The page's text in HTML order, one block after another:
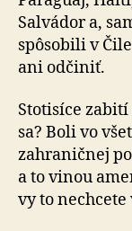
Sal­vá­dor a,
spô­so­bili v
ani odčiniť.
Stotisíce
sa? Boli vo
zahra­nič­nej
a to vinou
vy to nechcete